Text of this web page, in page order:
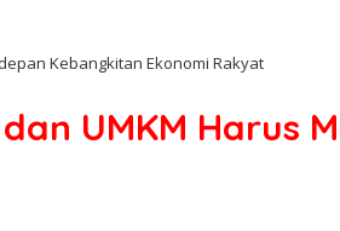
Kebangkitan Ekonomi Rakyat
UMKM Harus